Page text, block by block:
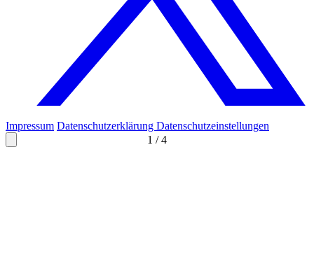
1 /4
Impressum Datenschutzerklärung Datenschutzeinstellungen